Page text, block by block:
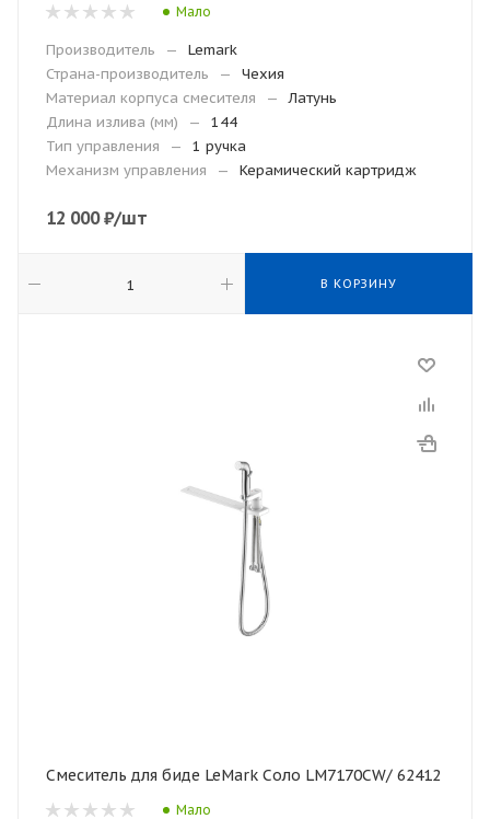
Мало
Производитель —
Lemark
Страна-производитель
—
Чехия
Материал корпуса смесителя
—
Латунь
Длина излива (мм)
—
144
Тип управления
—
1 ручка
Механизм управления
— Керамический картридж
12 000₽/шт
В КОРЗИНУ
Смеситель для биде LeMark Соло LM7170CW/ 62412
Мало